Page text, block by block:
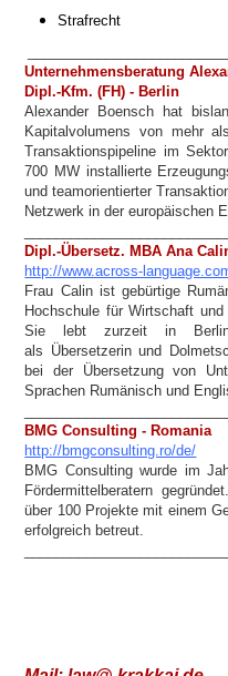
Strafrecht
Unternehmensberatung
Dipl.-Kfm. (FH) - Berlin
Alexander Boensch hat
Kapitalvolumens von mehr
Transaktionspipeline im
700 MW installierte
und teamorientierter
Netzwerk in der europäischen
Dipl.-Übersetz. MBA Ana
http://www.across-
Frau Calin ist gebürtige
Hochschule für Wirtschaft
Sie lebt zurzeit in
als Übersetzerin und
bei der Übersetzung von
Sprachen Rumänisch und
BMG Consulting - Romania
http://bmgconsulting.ro/de/
BMG Consulting wurde im
Fördermittelberatern
über 100 Projekte mit einem
erfolgreich betreut.